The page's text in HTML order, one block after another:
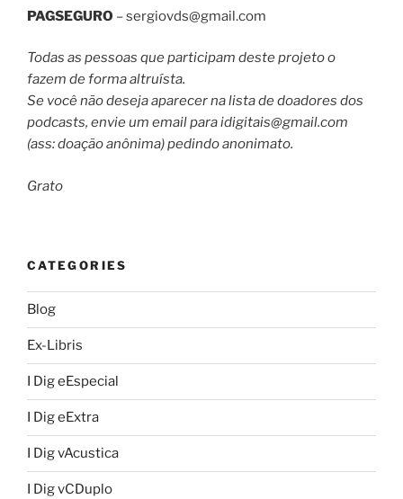
PAGSEGURO –sergiovds@gmail.com
Todas as pessoas que participam deste projeto o
fazem de forma altruísta.
Se você não deseja aparecer na lista de doadores dos
podcasts, envie um email paraidigitais@gmail.com
(ass: doação anônima) pedindo anonimato.
Grato
CATEGORIES
Blog
Ex-Libris
I Dig eEspecial
I Dig eExtra
I Dig vAcustica
I Dig vCDuplo